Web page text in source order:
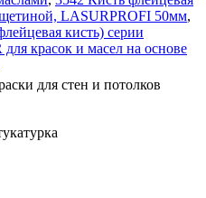
LASURPROFI 50мм,
кисть) серии
красок и масел на основе
для стен и потолков